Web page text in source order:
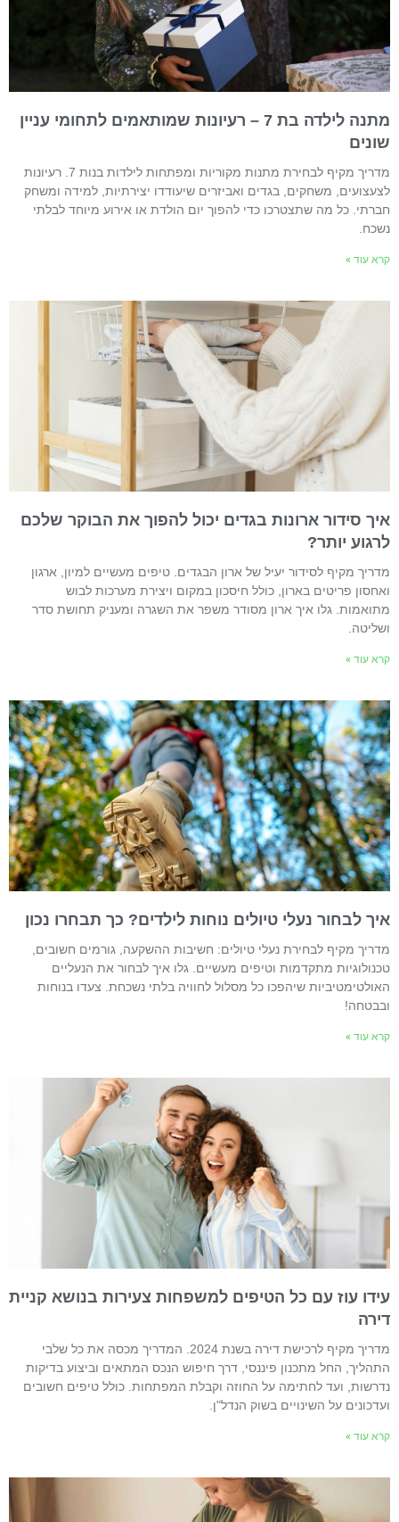
מתנה לילדה בת 7 – רעיונות שמותאמים לתחומי עניין
מדריך מקיף לבחירת מתנות מקוריות ומפתחות לילדות בנות 7. רעיונות
משחקים, בגדים ואביזרים שיעודדו יצירתיות, למידה ומשחק
כל מה שתצטרכו כדי להפוך יום הולדת או אירוע מיוחד לבלתי
עוד »
סידור ארונות בגדים יכול להפוך את הבוקר שלכם
יותר?
מקיף לסידור יעיל של ארון הבגדים. טיפים מעשיים למיון, ארגון
פריטים בארון, כולל חיסכון במקום ויצירת מערכות לבוש
גלו איך ארון מסודר משפר את השגרה ומעניק תחושת סדר
עוד »
לבחור נעלי טיולים נוחות לילדים? כך תבחרו נכון
מקיף לבחירת נעלי טיולים: חשיבות ההשקעה, גורמים חשובים,
מתקדמות וטיפים מעשיים. גלו איך לבחור את הנעליים
שיהפכו כל מסלול לחוויה בלתי נשכחת. צעדו בנוחות
עוד »
עוז עם כל הטיפים למשפחות צעירות בנושא קניית
מדריך מקיף לרכישת דירה בשנת 2024. המדריך מכסה את כל שלבי
החל מתכנון פיננסי, דרך חיפוש הנכס המתאים וביצוע בדיקות
ועד לחתימה על החוזה וקבלת המפתחות. כולל טיפים חשובים
על השינויים בשוק הנדל"ן.
עוד »